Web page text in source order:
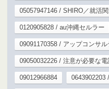
05057947146 / SHIRO／就活
0120905828 / au沖縄セルラー
09091170358 / アップコンサ
09050032226 / 注意が必要な電
09012966884 0643902203